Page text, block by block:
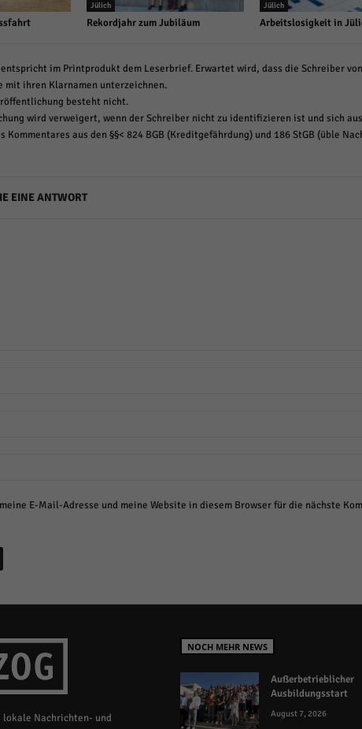
Jülich
Rekordjahr zum Jubiläum
Jülich
Arbeitslosigkeit in
entspricht im Printprodukt dem Leserbrief. Erwartet wird, dass die Schreiber von
mit ihren Klarnamen unterzeichnen.
besteht nicht.
wird verweigert, wenn der Schreiber nicht zu identifizieren ist und sich
Kommentares aus den §§< 824 BGB (Kreditgefährdung) und 186 StGB (üble
EINE ANTWORT
E-Mail-Adresse und meine Website in diesem Browser für die nächste
lokale Nachrichten- und
NOCH MEHR NEWS
Außerbetrieblicher
Ausbildungsstart
August 7, 2026